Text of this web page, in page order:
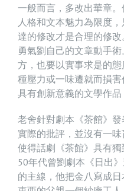
一般而言，多改出華章
人格和文本魅力為限度
達的修改才是合理的修
勇氣劉自己的文章動手
方，也要以實事求是的
種壓力或一味遷就而損
具有創新意義的文學作品
老舍針對劇本《茶館》
實際的批評，並沒有一
使得話劇《茶館》具有
50年代曾劉劇本《日出
的主線，他把金八寫成